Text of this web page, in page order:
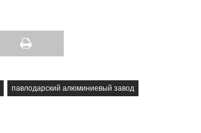
павлодарский алюминиевый завод